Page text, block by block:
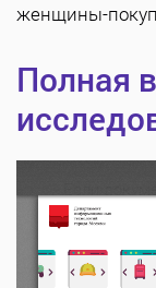
женщины-
Полная